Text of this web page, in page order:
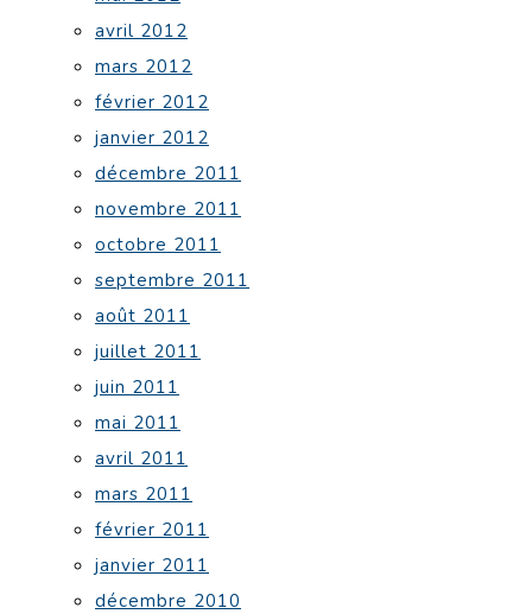
avril 2012
mars 2012
février 2012
janvier 2012
décembre 2011
novembre 2011
octobre 2011
septembre 2011
août 2011
juillet 2011
juin 2011
mai 2011
avril 2011
mars 2011
février 2011
janvier 2011
décembre 2010